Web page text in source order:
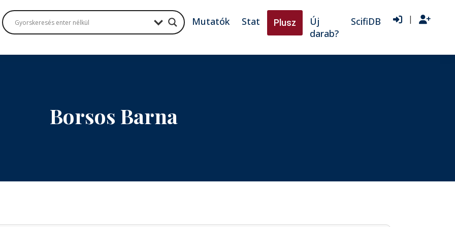
Mutatók Stat Plusz
Új
darab?
ScifiDB |
Borsos Barna